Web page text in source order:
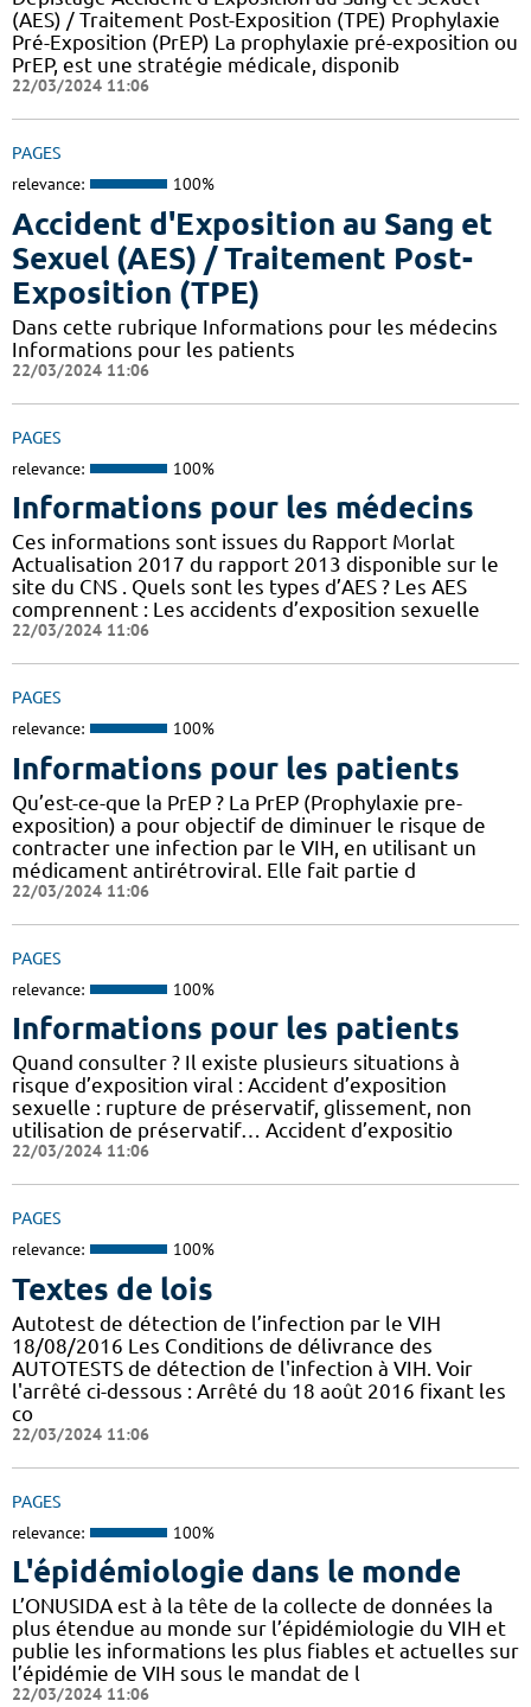
(AES) / Traitement Post-Exposition (TPE) Prophylaxie
Pré-Exposition (PrEP) La prophylaxie pré-exposition ou
PrEP, est une stratégie médicale, disponib
22/03/2024 11:06
PAGES
relevance: 100%
Accident d'Exposition au Sang et
Sexuel (AES) / Traitement Post-
Exposition (TPE)
Dans cette rubrique Informations pour les médecins
Informations pour les patients
22/03/2024 11:06
PAGES
relevance: 100%
Informations pour les médecins
Ces informations sont issues du Rapport Morlat
Actualisation 2017 du rapport 2013 disponible sur le
site du CNS . Quels sont les types d’AES ? Les AES
comprennent : Les accidents d’exposition sexuelle
22/03/2024 11:06
PAGES
relevance: 100%
Informations pour les patients
Qu’est-ce-que la PrEP ? La PrEP (Prophylaxie pre-
exposition) a pour objectif de diminuer le risque de
contracter une infection par le VIH, en utilisant un
médicament antirétroviral. Elle fait partie d
22/03/2024 11:06
PAGES
relevance: 100%
Informations pour les patients
Quand consulter ? Il existe plusieurs situations à
risque d’exposition viral : Accident d’exposition
sexuelle : rupture de préservatif, glissement, non
utilisation de préservatif… Accident d’expositio
22/03/2024 11:06
PAGES
relevance: 100%
Textes de lois
Autotest de détection de l’infection par le VIH
18/08/2016 Les Conditions de délivrance des
AUTOTESTS de détection de l'infection à VIH. Voir
l'arrêté ci-dessous : Arrêté du 18 août 2016 fixant les
co
22/03/2024 11:06
PAGES
relevance: 100%
L'épidémiologie dans le monde
L’ONUSIDA est à la tête de la collecte de données la
plus étendue au monde sur l’épidémiologie du VIH et
publie les informations les plus fiables et actuelles sur
l’épidémie de VIH sous le mandat de l
22/03/2024 11:06